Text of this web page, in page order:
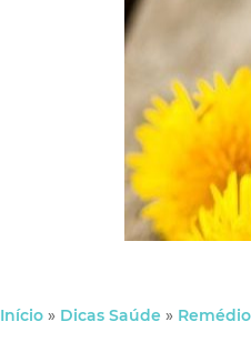
Início » Dicas Saúde »